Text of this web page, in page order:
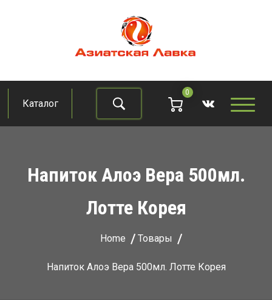
Азиатская лавка
Продукты из восточно-азиатских стран
Каталог
0
Напиток Алоэ Вера 500мл.
Лотте Корея
Home Товары
Напиток Алоэ Вера 500мл. Лотте Корея